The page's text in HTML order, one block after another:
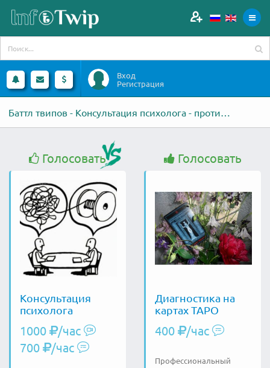
Вход
Регистрация
Баттл твипов - Консультация психолога - против - Диагностика на картах
Голосовать
Консультация
психолога
1000
/час
700
/час
Голосовать
Диагностика на
картах ТАРО
400 /час
Профессиональный